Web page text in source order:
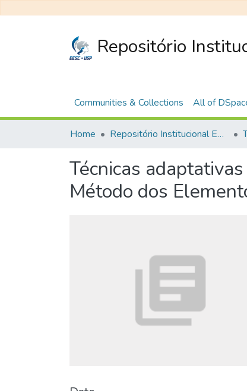
Repositório
Communities & Collections All of
Home Repositório Institucional EESC
Técnicas
Método dos